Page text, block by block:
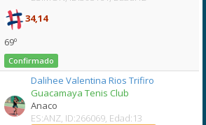
34,14
69º
Confirmado
Dalihee Valentina Rios Trifiro
Guacamaya Tenis Club
Anaco
ES:ANZ, ID:266069, Edad:13